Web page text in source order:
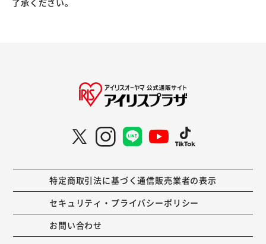
了承ください。
特定商取引法に基づく通信販売業者の表示
セキュリティ・プライバシーポリシー
お問い合わせ